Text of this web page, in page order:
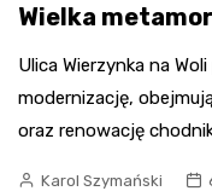
Wielka
Ulica Wierzynka na
modernizację,
oraz renowację
Karol Szymański